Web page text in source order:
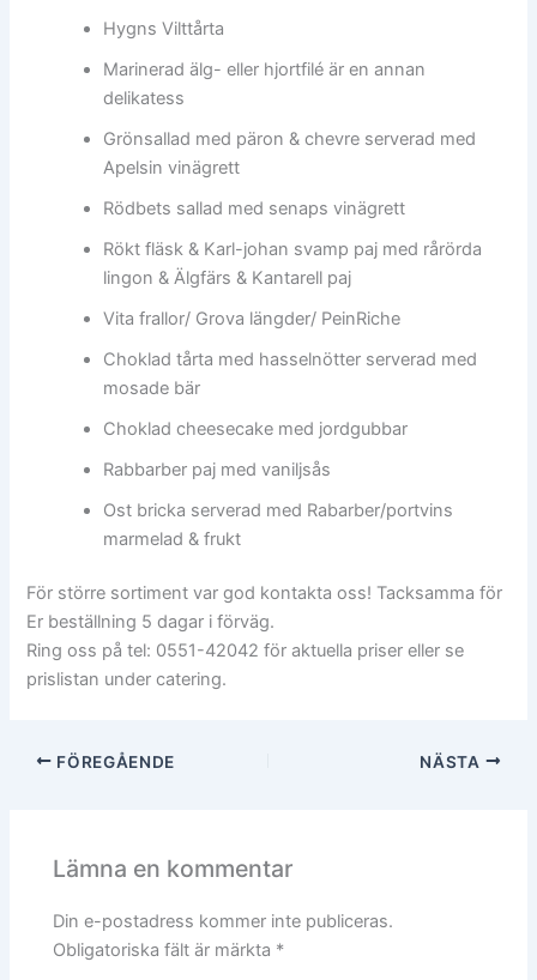
Hygns Vilttårta
Marinerad älg- eller hjortfilé är en annan
delikatess
Grönsallad med päron & chevre serverad med
Apelsin vinägrett
Rödbets sallad med senaps vinägrett
Rökt fläsk & Karl-johan svamp paj med rårörda
lingon & Älgfärs & Kantarell paj
Vita frallor/ Grova längder/ PeinRiche
Choklad tårta med hasselnötter serverad med
mosade bär
Choklad cheesecake med jordgubbar
Rabbarber paj med vaniljsås
Ost bricka serverad med Rabarber/portvins
marmelad & frukt
För större sortiment var god kontakta oss! Tacksamma för
Er beställning 5 dagar i förväg.
Ring oss på tel: 0551-42042 för aktuella priser eller se
prislistan under catering.
FÖREGÅENDE NÄSTA
Lämna en kommentar
Din e-postadress kommer inte publiceras.
Obligatoriska fält är märkta *